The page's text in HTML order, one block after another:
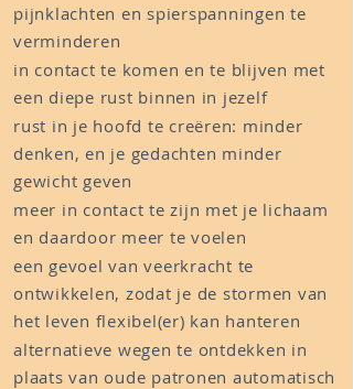
pijnklachten en spierspanningen te
verminderen
in contact te komen en te blijven met
een diepe rust binnen in jezelf
rust in je hoofd te creëren: minder
denken, en je gedachten minder
gewicht geven
meer in contact te zijn met je lichaam
en daardoor meer te voelen
een gevoel van veerkracht te
ontwikkelen, zodat je de stormen van
het leven flexibel(er) kan hanteren
alternatieve wegen te ontdekken in
plaats van oude patronen automatisch